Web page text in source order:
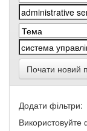
Почати новий
Додати фільтри:
Використовуйте